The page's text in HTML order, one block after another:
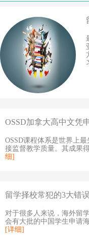
OSSD加拿大高中文凭
OSSD课程体系是世界上
接监督教学质量。其成果
细]
留学择校常犯的3大错
对于很多人来说，海外留
会有大批的中国学生申请
[详细]